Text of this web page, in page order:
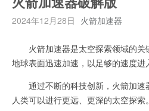
2024年12月28日 火箭加速器
火箭加速器是太空探索领域的关
地球表面迅速加速，以足够的速度进
通过不断的科技创新，火箭加速
人类可以进行更远、更深的太空探索。